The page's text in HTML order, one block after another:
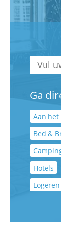
Ga
Aan het
Bed &
Hotels